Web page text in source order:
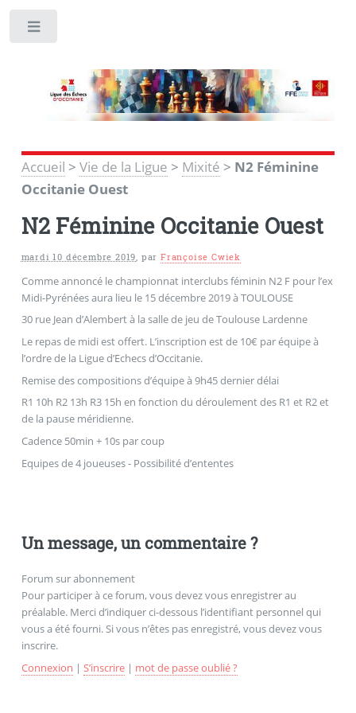
Accueil > Vie de la Ligue > Mixité > N2 Féminine
Occitanie Ouest
N2 Féminine Occitanie Ouest
mardi 10 décembre 2019, parFrançoise Cwiek
Comme annoncé le championnat interclubs féminin N2 F pour l’ex
Midi-Pyrénées aura lieu le 15 décembre 2019 à TOULOUSE
30 rue Jean d’Alembert à la salle de jeu de Toulouse Lardenne
Le repas de midi est offert. L’inscription est de 10€ par équipe à
l’ordre de la Ligue d’Echecs d’Occitanie.
Remise des compositions d’équipe à 9h45 dernier délai
R1 10h R2 13h R3 15h en fonction du déroulement des R1 et R2 et
de la pause méridienne.
Cadence 50min + 10s par coup
Equipes de 4 joueuses - Possibilité d’ententes
Un message, un commentaire ?
Forum sur abonnement
Pour participer à ce forum, vous devez vous enregistrer au
préalable. Merci d’indiquer ci-dessous l’identifiant personnel qui
vous a été fourni. Si vous n’êtes pas enregistré, vous devez vous
inscrire.
Connexion | S’inscrire| mot de passe oublié ?